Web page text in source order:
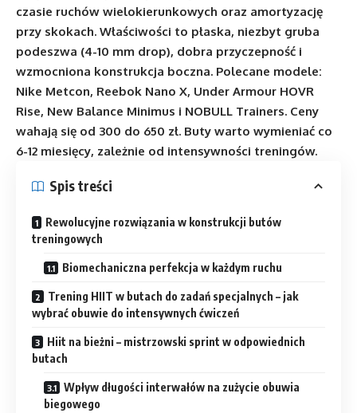
czasie ruchów wielokierunkowych oraz amortyzację
przy skokach. Właściwości to płaska, niezbyt gruba
podeszwa (4-10 mm drop), dobra przyczepność i
wzmocniona konstrukcja boczna. Polecane modele:
Nike Metcon, Reebok Nano X, Under Armour HOVR
Rise, New Balance Minimus i NOBULL Trainers. Ceny
wahają się od 300 do 650 zł. Buty warto wymieniać co
6-12 miesięcy, zależnie od intensywności treningów.
Spis treści
Rewolucyjne rozwiązania w konstrukcji butów
treningowych
Biomechaniczna perfekcja w każdym ruchu
Trening HIIT w butach do zadań specjalnych – jak
wybrać obuwie do intensywnych ćwiczeń
Hiit na bieżni – mistrzowski sprint w odpowiednich
butach
Wpływ długości interwałów na zużycie obuwia
biegowego